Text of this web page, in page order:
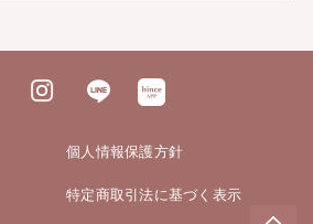
Fig
個人情報保護方針
特定商取引法に基づく表示